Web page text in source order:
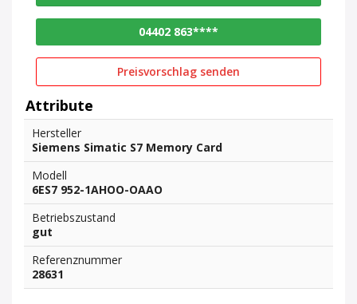
04402 863****
Preisvorschlag senden
Attribute
Hersteller
Siemens Simatic S7 Memory Card
Modell
6ES7 952-1AHOO-OAAO
Betriebszustand
gut
Referenznummer
28631